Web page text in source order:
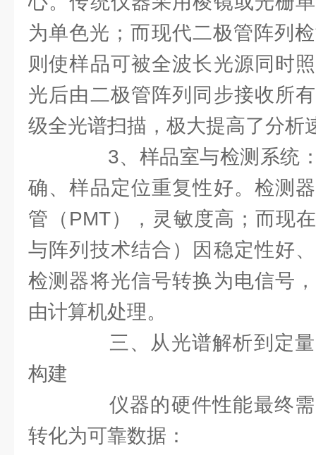
为单色光；而现代二极管阵列
则使样品可被全波长光源同时
光后由二极管阵列同步接收所
级全光谱扫描，极大提高了分析
3、样品室与检测系统：
确、样品定位重复性好。检测
管（PMT），灵敏度高；而现
与阵列技术结合）因稳定性好
检测器将光信号转换为电信号
由计算机处理。
三、从光谱解析到定量
构建
仪器的硬件性能最终需
转化为可靠数据：